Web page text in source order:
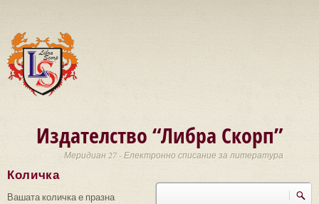
Издателство “Либра Скорп”
Меридиан 27 - Електронно списание за литература
Търси
Количка
Вашата количка е празна